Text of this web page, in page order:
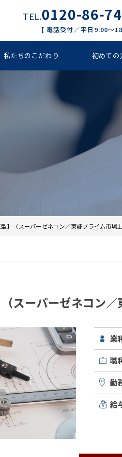
TEL.0120-86-
[ 電話受付／平日9:00〜
私たちのこだわり 初めての
】（スーパーゼネコン／東証プライム市場上
スーパーゼネコン／
業
職
勤
給